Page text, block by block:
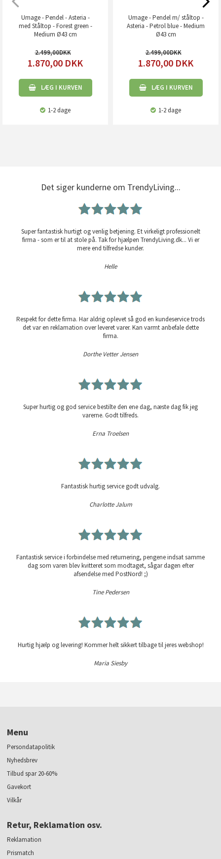
Umage - Pendel - Asteria -
med Ståltop - Forest green -
Medium Ø43 cm
2.499,00
1.870,00 DKK
LÆG I KURVEN
1-2 dage
Umage - Pendel m/ ståltop -
Asteria - Petrol blue - Medium
Ø43 cm
2.499,00
1.870,00 DKK
LÆG I KURVEN
1-2 dage
Det siger kunderne om TrendyLiving...
Super fantastisk hurtigt og venlig betjening. Et virkeligt professionelt
firma - som er til at stole på. Tak for hjælpen TrendyLiving.dk... Vi er
mere end tilfredse kunder.
Helle
Respekt for dette firma. Har aldrig oplevet så god en kundeservice trods
det var en reklamation over leveret varer. Kan varmt anbefale dette
firma.
Dorthe Vetter Jensen
Super hurtig og god service bestilte den ene dag, næste dag fik jeg
varerne. Godt tilfreds.
Erna Troelsen
Fantastisk hurtig service godt udvalg.
Charlotte Jalum
Fantastisk service i forbindelse med returnering, pengene indsat samme
dag som varen blev kvitteret som modtaget, sågar dagen efter
afsendelse med PostNord! ;)
Tine Pedersen
Hurtig hjælp og levering! Kommer helt sikkert tilbage til jeres webshop!
Maria Siesby
Menu
Persondatapolitik
Nyhedsbrev
Tilbud spar 20-60%
Gavekort
Vilkår
Retur, Reklamation osv.
Reklamation
Prismatch